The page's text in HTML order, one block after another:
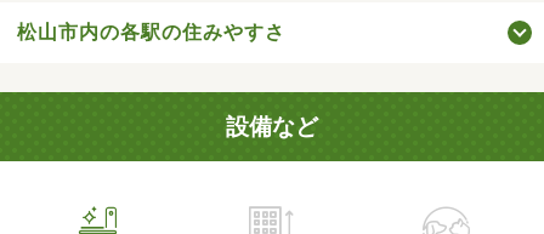
松山市内の各駅の住みやすさ
設備など